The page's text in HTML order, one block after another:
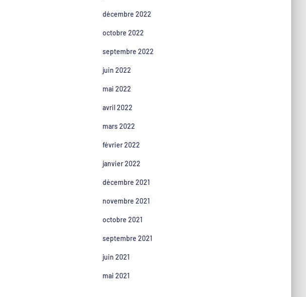
décembre 2022
octobre 2022
septembre 2022
juin 2022
mai 2022
avril 2022
mars 2022
février 2022
janvier 2022
décembre 2021
novembre 2021
octobre 2021
septembre 2021
juin 2021
mai 2021